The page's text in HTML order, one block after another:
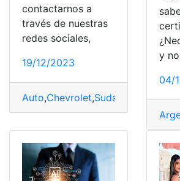
contactarnos a
través de nuestras
redes sociales,
19/12/2023
Auto,Chevrolet,Sudamericana,
y
04/